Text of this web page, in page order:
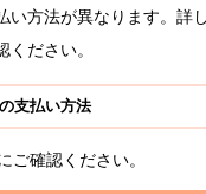
い方法が異なります。詳
ください。
支払い方法
ご確認ください。